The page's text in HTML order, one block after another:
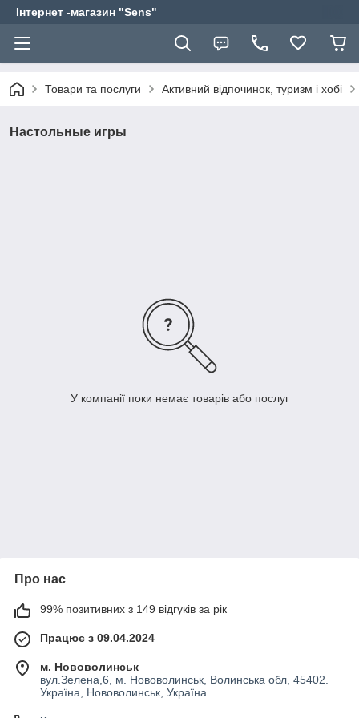
Інтернет -магазин "Sens"
Товари та послуги Активний відпочинок, туризм і хобі
Настольные игры
У компанії поки немає товарів або послуг
Про нас
99% позитивних з 149 відгуків за рік
Працює з 09.04.2024
м. Нововолинськ
вул.Зелена,6, м. Нововолинськ, Волинська обл, 45402.
Україна, Нововолинськ, Україна